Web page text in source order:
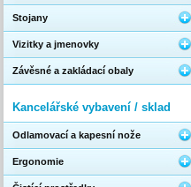
Stojany
Vizitky a jmenovky
Závěsné a zakládací obaly
Kancelářské vybavení / sklad
Odlamovací a kapesní nože
Ergonomie